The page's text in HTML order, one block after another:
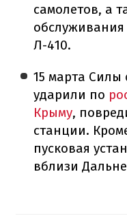
самолетов, а
Л-410.
15 марта
ударили по
Крыму,
станции.
пусковая
вблизи